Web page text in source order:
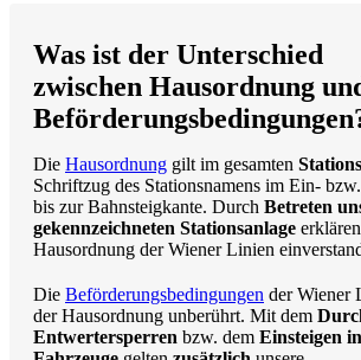
Was ist der Unterschied
zwischen Hausordnung
Die Hausordnung gilt im gesamten
Schriftzug des Stationsnamens im Ein-
bis zur Bahnsteigkante. Durch Betreten
gekennzeichneten Stationsanlage
Hausordnung der Wiener Linien
Die Beförderungsbedingungen der Wiener
der Hausordnung unberührt. Mit dem
Entwertersperren bzw. dem Einsteigen